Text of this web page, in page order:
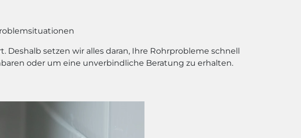
setzen wir alles daran, Ihre Rohrprobleme schnell
oder um eine unverbindliche Beratung zu erhalten.